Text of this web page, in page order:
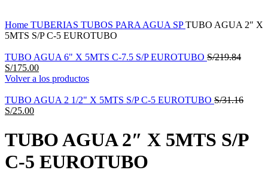
Home TUBERIAS TUBOS PARA AGUA SPTUBO AGUA 2″ X
5MTS S/P C-5 EUROTUBO
TUBO AGUA 6" X 5MTS C-7.5 S/P EUROTUBO S/219.84
S/175.00
Volver a los productos
TUBO AGUA 2 1/2" X 5MTS S/P C-5 EUROTUBO S/31.16
S/25.00
TUBO AGUA 2″ X 5MTS S/P
C-5 EUROTUBO